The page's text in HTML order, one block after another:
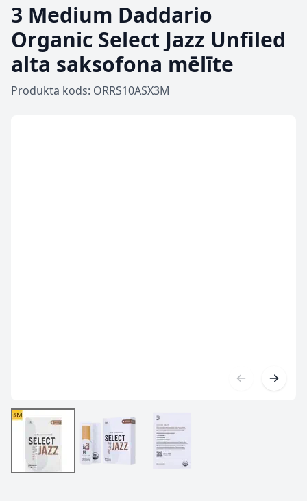
3 Medium Daddario
Organic Select Jazz Unfiled
alta saksofona mēlīte
Produkta kods: ORRS10ASX3M